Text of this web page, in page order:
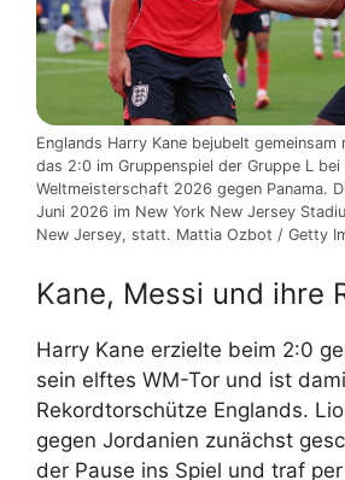
Englands Harry Kane bejubelt gemeinsam
das 2:0 im Gruppenspiel der Gruppe L bei
Weltmeisterschaft 2026 gegen Panama.
Juni 2026 im New York New Jersey
New Jersey, statt. Mattia Ozbot / Getty
Kane, Messi und ihre
Harry Kane erzielte beim 2:0
sein elftes WM-Tor und ist
Rekordtorschütze Englands.
gegen Jordanien zunächst
der Pause ins Spiel und traf